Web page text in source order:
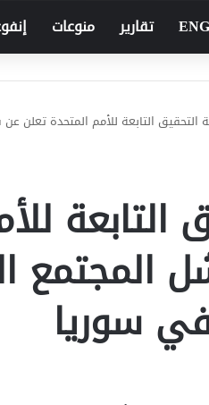
تقارير منوعات
التحقيق التابعة للأمم المتحدة تعلن
التابعة
المجتمع
سوريا